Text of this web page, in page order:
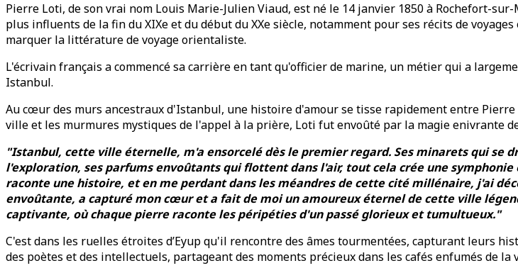
Pierre Loti, de son vrai nom Louis Marie-Julien Viaud, est né le 14 janvier 1850 à Rochefort-
plus influents de la fin du XIXe et du début du XXe siècle, notamment pour ses récits de
marquer la littérature de voyage orientaliste.
L'écrivain français a commencé sa carrière en tant qu'officier de marine, un métier qui a
Istanbul.
Au cœur des murs ancestraux d'Istanbul, une histoire d'amour se tisse rapidement entre
ville et les murmures mystiques de l'appel à la prière, Loti fut envoûté par la magie enivrante
"Istanbul, cette ville éternelle, m'a ensorcelé dès le premier regard. Ses minarets qui
l'exploration, ses parfums envoûtants qui flottent dans l'air, tout cela crée une
raconte une histoire, et en me perdant dans les méandres de cette cité millénaire, j'ai
envoûtante, a capturé mon cœur et a fait de moi un amoureux éternel de cette ville
captivante, où chaque pierre raconte les péripéties d'un passé glorieux et tumultueux."
C'est dans les ruelles étroites d’Eyup qu'il rencontre des âmes tourmentées, capturant leurs
des poètes et des intellectuels, partageant des moments précieux dans les cafés enfumés de la